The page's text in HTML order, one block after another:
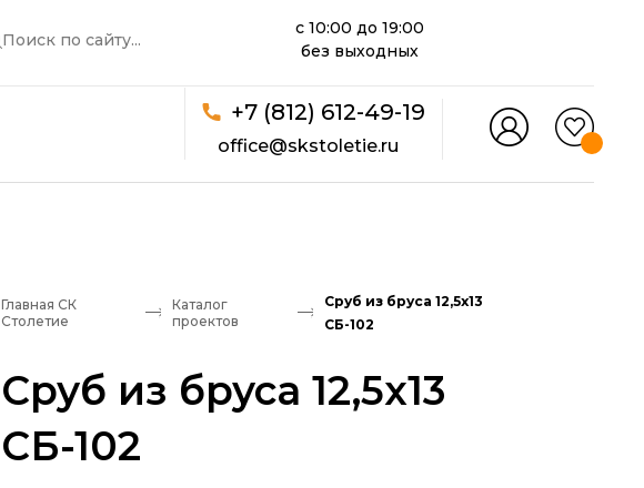
Поиск по сайту...
с 10:00 до 19:00
без выходных
+7 (812) 612-49-19
office@skstoletie.ru
Главная СК
Столетие
Каталог
проектов
Сруб из бруса 12,5x13
СБ-102
Сруб из бруса 12,5x13
СБ-102